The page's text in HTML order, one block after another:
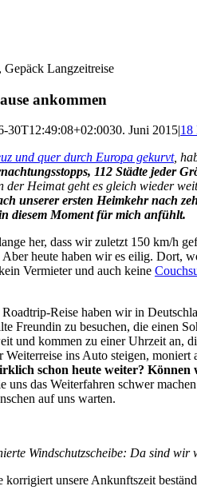
ankommen
30T12:49:08+02:0030. Juni 2015|18
und quer durch Europa gekurvt,
112 Städte jeder
der Heimat geht es gleich wieder
unserer ersten Heimkehr nach
diesem Moment für mich anfühlt.
her, dass wir zuletzt 150 km/h
Aber heute haben wir es eilig. Dort,
Vermieter und auch keine
Reise haben wir in
Freundin zu besuchen, die einen
und kommen zu einer Uhrzeit an,
ins Auto steigen, moniert
schon heute weiter?
uns das Weiterfahren schwer
auf uns warten.
Windschutzscheibe: Da sind wir
korrigiert unsere Ankunftszeit